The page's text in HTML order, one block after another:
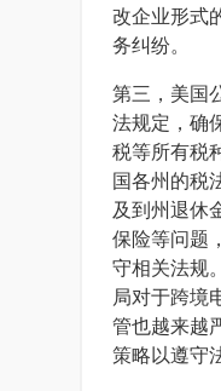
改企业形式
务纠纷。
第三，美国
法规定，确
税等所有税
国各州的税
及到州退休
保险等问题
守相关法规
局对于跨境
管也越来越
策略以遵守